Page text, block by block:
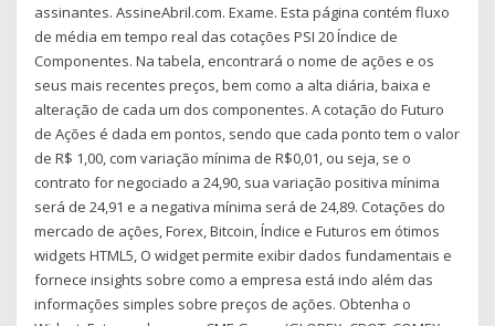
assinantes. AssineAbril.com. Exame. Esta página contém fluxo
de média em tempo real das cotações PSI 20 Índice de
Componentes. Na tabela, encontrará o nome de ações e os
seus mais recentes preços, bem como a alta diária, baixa e
alteração de cada um dos componentes. A cotação do Futuro
de Ações é dada em pontos, sendo que cada ponto tem o valor
de R$ 1,00, com variação mínima de R$0,01, ou seja, se o
contrato for negociado a 24,90, sua variação positiva mínima
será de 24,91 e a negativa mínima será de 24,89. Cotações do
mercado de ações, Forex, Bitcoin, Índice e Futuros em ótimos
widgets HTML5, O widget permite exibir dados fundamentais e
fornece insights sobre como a empresa está indo além das
informações simples sobre preços de ações. Obtenha o